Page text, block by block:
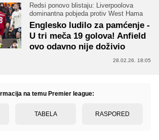
Redsi ponovo blistaju: Liverpoolova
dominantna pobjeda protiv West Hama
Englesko ludilo za pamćenje -
U tri meča 19 golova! Anfield
ovo odavno nije doživio
28.02.26. 18:05
na temu Premier league:
TABELA RASPORED